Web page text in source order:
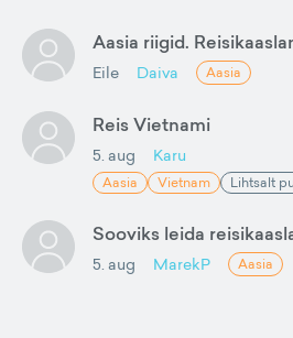
Aasia riigid.
Eile Daiva Aasia
Reis Vietnami
5. aug Karu
Aasia Vietnam Lihtsalt
Sooviks leida
5. aug MarekP Aasia